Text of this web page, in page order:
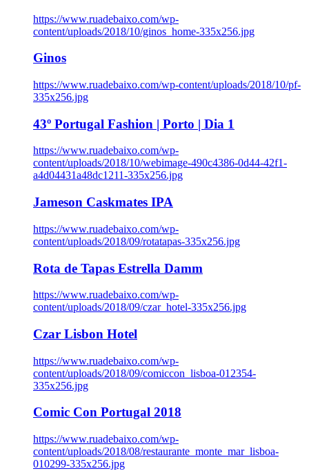
https://www.ruadebaixo.com/wp-
content/uploads/2018/10/ginos_home-335x256.jpg
Ginos
https://www.ruadebaixo.com/wp-content/uploads/2018/10/pf-
335x256.jpg
43º Portugal Fashion | Porto | Dia 1
https://www.ruadebaixo.com/wp-
content/uploads/2018/10/webimage-490c4386-0d44-42f1-
a4d04431a48dc1211-335x256.jpg
Jameson Caskmates IPA
https://www.ruadebaixo.com/wp-
content/uploads/2018/09/rotatapas-335x256.jpg
Rota de Tapas Estrella Damm
https://www.ruadebaixo.com/wp-
content/uploads/2018/09/czar_hotel-335x256.jpg
Czar Lisbon Hotel
https://www.ruadebaixo.com/wp-
content/uploads/2018/09/comiccon_lisboa-012354-
335x256.jpg
Comic Con Portugal 2018
https://www.ruadebaixo.com/wp-
content/uploads/2018/08/restaurante_monte_mar_lisboa-
010299-335x256.jpg